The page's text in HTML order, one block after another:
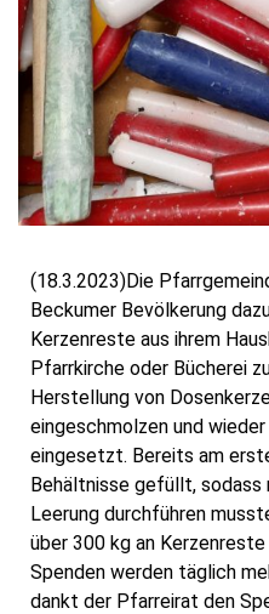
(18.3.2023)Die
Beckumer Bevölkerung
Kerzenreste aus ihrem
Pfarrkirche oder Bücherei
Herstellung von
eingeschmolzen und
eingesetzt. Bereits am
Behältnisse gefüllt, sodass
Leerung durchführen
über 300 kg an
Spenden werden täglich
dankt der Pfarreirat den